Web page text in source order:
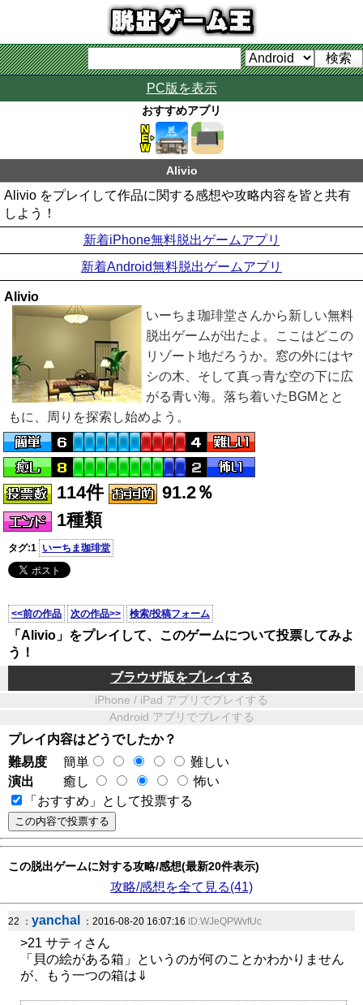
PC版を表示
おすすめアプリ
Alivio
Alivio をプレイして作品に関する感想や攻略内容を皆と共有
しよう！
新着iPhone無料脱出ゲームアプリ
新着Android無料脱出ゲームアプリ
Alivio
いーちま珈琲堂さんから新しい無料
脱出ゲームが出たよ。ここはどこの
リゾート地だろうか。窓の外にはヤ
シの木、そして真っ青な空の下に広
がる青い海。落ち着いたBGMとと
もに、周りを探索し始めよう。
114件
91.2％
1種類
タグ:1 いーちま珈琲堂
<<前の作品 次の作品>> 検索/投稿フォーム
「Alivio」をプレイして、このゲームについて投票してみよ
う！
ブラウザ版をプレイする
iPhone / iPad アプリでプレイする
Android アプリでプレイする
プレイ内容はどうでしたか？
難易度
簡単
難しい
演出
癒し
怖い
「おすすめ」として投票する
この脱出ゲームに対する攻略/感想(最新20件表示)
攻略/感想を全て見る(41)
22 ： yanchal ：2016-08-20 16:07:16 ID:WJeQPWvfUc
>21 サティさん
「貝の絵がある箱」というのが何のことかわかりません
が、もう一つの箱は⇓